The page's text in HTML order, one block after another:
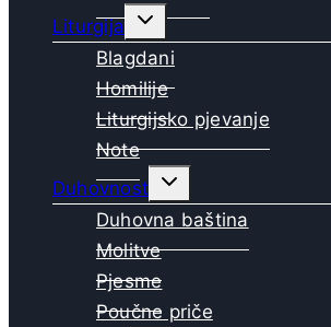
Liturgija
Toggle
child
menu
Blagdani
Homilije
Liturgijsko pjevanje
Note
Duhovnost
Toggle
child
menu
Duhovna baština
Molitve
Pjesme
Poučne priče